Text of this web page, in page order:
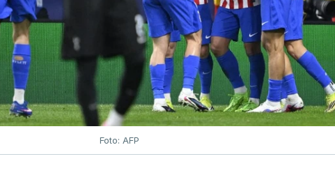
Foto: AFP